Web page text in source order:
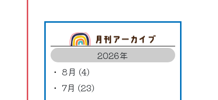
2026年
8月 (4)
7月 (23)